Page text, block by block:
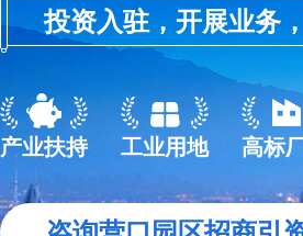
投资入驻，开展业务
产业扶持 工业用地 高标